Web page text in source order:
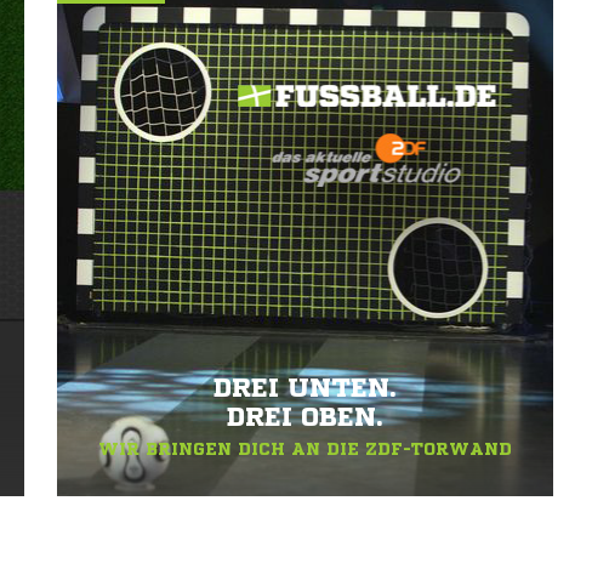
DREI UNTEN.
DREI OBEN.
WIR BRINGEN DICH AN DIE ZDF-TORWAND